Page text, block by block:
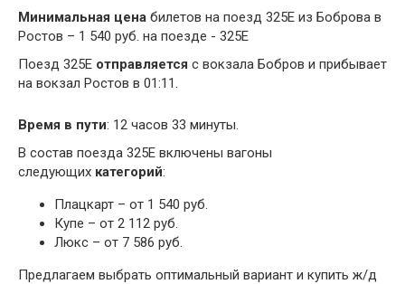
Минимальная цена билетов на поезд 325Е из Боброва в
Ростов – 1 540 руб. на поезде - 325Е
Поезд 325Е отправляется с вокзала Бобров и прибывает
на вокзал Ростов в 01:11.
Время в пути: 12 часов 33 минуты.
В состав поезда 325Е включены вагоны
следующих категорий:
Плацкарт – от 1 540 руб.
Купе – от 2 112 руб.
Люкс – от 7 586 руб.
Предлагаем выбрать оптимальный вариант и купить ж/д